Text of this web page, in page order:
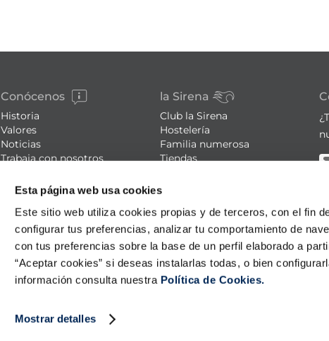
Esta página web usa cookies
Este sitio web utiliza cookies propias y de terceros, con el fin
configurar tus preferencias, analizar tu comportamiento de
con tus preferencias sobre la base de un perfil elaborado a
“Aceptar cookies” si deseas instalarlas todas, o bien
información consulta nuestra Política de Cookies.
Mostrar detalles
Conócenos
Historia
Valores
Noticias
Trabaja con nosotros
Eventos
FAQs (preguntas frecuentes)
la Sirena
Club la Sirena
Hostelería
Familia numerosa
Tiendas
Recetas
Aviso legal
Política de privacidad
Condiciones de compra
Política de cookies
Política LLMS